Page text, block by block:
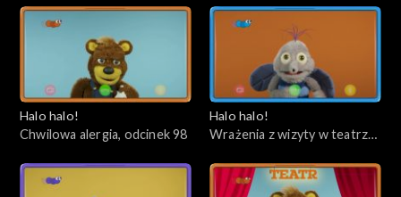
Halo halo!
Chwilowa alergia, odcinek 98
Halo halo!
Wrażenia z wizyty w teatrze,